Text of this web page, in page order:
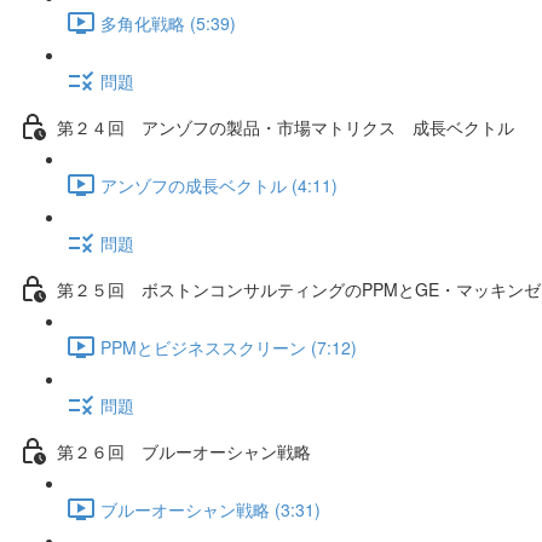
多角化戦略 (5:39)
問題
第２４回 アンゾフの製品・市場マトリクス 成長ベクトル
アンゾフの成長ベクトル (4:11)
問題
第２５回 ボストンコンサルティングのPPMとGE・マッキン
PPMとビジネススクリーン (7:12)
問題
第２６回 ブルーオーシャン戦略
ブルーオーシャン戦略 (3:31)